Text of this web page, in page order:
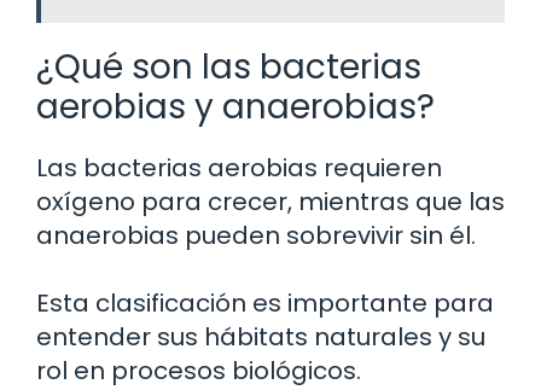
¿Qué son las bacterias
aerobias y anaerobias?
Las bacterias aerobias requieren
oxígeno para crecer, mientras que las
anaerobias pueden sobrevivir sin él.
Esta clasificación es importante para
entender sus hábitats naturales y su
rol en procesos biológicos.